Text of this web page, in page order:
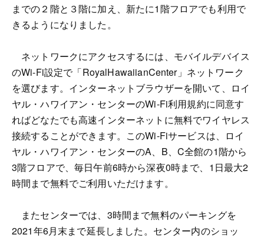
までの２階と３階に加え、新たに1階フロアでも利用で
きるようになりました。
ネットワークにアクセスするには、モバイルデバイス
のWi-Fi設定で「RoyalHawaiianCenter」ネットワーク
を選びます。インターネットブラウザーを開いて、ロイ
ヤル・ハワイアン・センターのWi-Fi利用規約に同意す
ればどなたでも高速インターネットに無料でワイヤレス
接続することができます。このWi-Fiサービスは、ロイ
ヤル・ハワイアン・センターのA、B、C全館の1階から
3階フロアで、毎日午前6時から深夜0時まで、1日最大2
時間まで無料でご利用いただけます。
またセンターでは、3時間まで無料のパーキングを
2021年6月末まで延長しました。センター内のショッ